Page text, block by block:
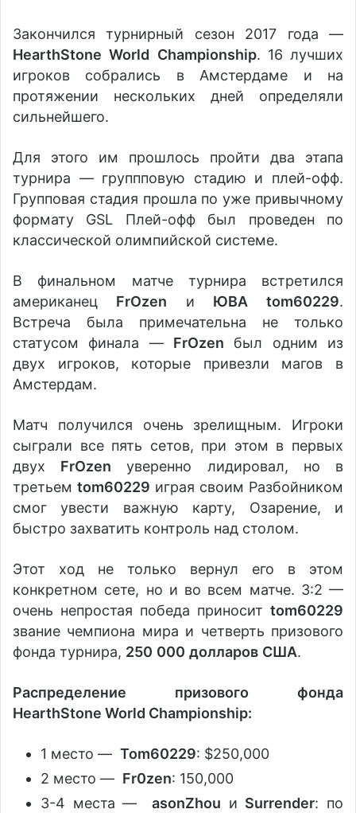
Закончился турнирный сезон 2017 года —
HearthStone World Championship. 16 лучших
игроков собрались в Амстердаме и на
протяжении нескольких дней определяли
сильнейшего.
Для этого им прошлось пройти два этапа
турнира — группповую стадию и плей-офф.
Групповая стадия прошла по уже привычному
формату GSL Плей-офф был проведен по
классической олимпийской системе.
В финальном матче турнира встретился
американец FrOzen и ЮВА tom60229.
Встреча была примечательна не только
статусом финала — FrOzen был одним из
двух игроков, которые привезли магов в
Амстердам.
Матч получился очень зрелищным. Игроки
сыграли все пять сетов, при этом в первых
двух FrOzen уверенно лидировал, но в
третьем tom60229 играя своим Разбойником
смог увести важную карту, Озарение, и
быстро захватить контроль над столом.
Этот ход не только вернул его в этом
конкретном сете, но и во всем матче. 3:2 —
очень непростая победа приносит tom60229
звание чемпиона мира и четверть призового
фонда турнира, 250 000 долларов США.
Распределение призового фонда
HearthStone World Championship:
1 место — Tom60229: $250,000
2 место — Fr0zen: 150,000
3-4 места —asonZhou и Surrender: по